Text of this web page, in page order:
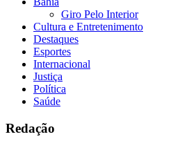
Giro Pelo Interior
Cultura e Entretenimento
Destaques
Esportes
Internacional
Justiça
Política
Saúde
Redação